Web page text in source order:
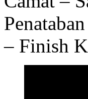
– Finish